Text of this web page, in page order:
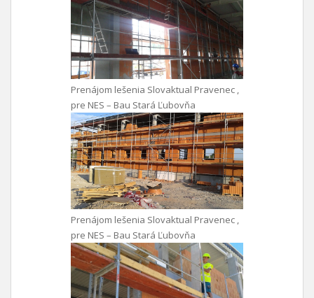
Prenájom lešenia Slovaktual Pravenec ,
pre NES – Bau Stará Ľubovňa
Prenájom lešenia Slovaktual Pravenec ,
pre NES – Bau Stará Ľubovňa